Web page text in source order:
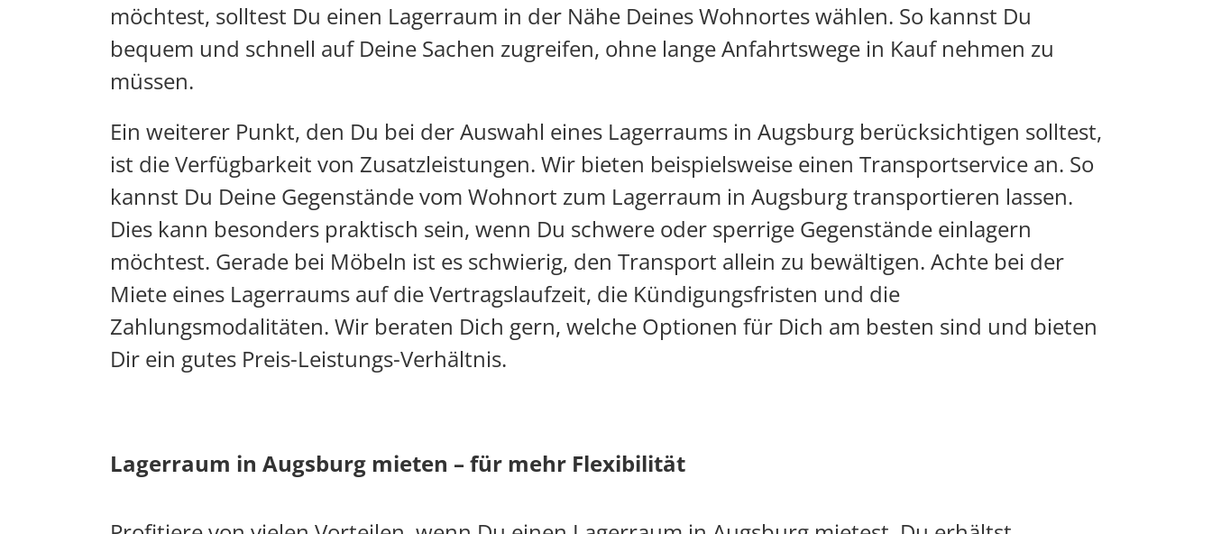
möchtest, solltest Du einen Lagerraum in der Nähe Deines Wohnortes wählen. So kannst Du
bequem und schnell auf Deine Sachen zugreifen, ohne lange Anfahrtswege in Kauf nehmen zu
müssen.
Ein weiterer Punkt, den Du bei der Auswahl eines Lagerraums in Augsburg berücksichtigen solltest,
ist die Verfügbarkeit von Zusatzleistungen. Wir bieten beispielsweise einen Transportservice an. So
kannst Du Deine Gegenstände vom Wohnort zum Lagerraum in Augsburg transportieren lassen.
Dies kann besonders praktisch sein, wenn Du schwere oder sperrige Gegenstände einlagern
möchtest. Gerade bei Möbeln ist es schwierig, den Transport allein zu bewältigen. Achte bei der
Miete eines Lagerraums auf die Vertragslaufzeit, die Kündigungsfristen und die
Zahlungsmodalitäten. Wir beraten Dich gern, welche Optionen für Dich am besten sind und bieten
Dir ein gutes Preis-Leistungs-Verhältnis.
Lagerraum in Augsburg mieten – für mehr Flexibilität